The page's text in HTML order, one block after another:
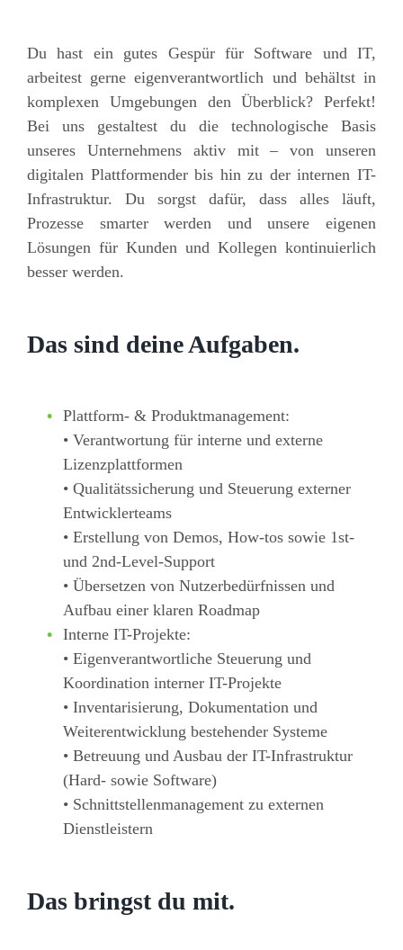
Du hast ein gutes Gespür für Software und IT,
arbeitest gerne eigenverantwortlich und behältst in
komplexen Umgebungen den Überblick? Perfekt!
Bei uns gestaltest du die technologische Basis
unseres Unternehmens aktiv mit – von unseren
digitalen Plattformender bis hin zu der internen IT-
Infrastruktur. Du sorgst dafür, dass alles läuft,
Prozesse smarter werden und unsere eigenen
Lösungen für Kunden und Kollegen kontinuierlich
besser werden.
Das sind deine Aufgaben.
Plattform- & Produktmanagement:
• Verantwortung für interne und externe
Lizenzplattformen
• Qualitätssicherung und Steuerung externer
Entwicklerteams
• Erstellung von Demos, How-tos sowie 1st-
und 2nd-Level-Support
• Übersetzen von Nutzerbedürfnissen und
Aufbau einer klaren Roadmap
Interne IT-Projekte:
• Eigenverantwortliche Steuerung und
Koordination interner IT-Projekte
• Inventarisierung, Dokumentation und
Weiterentwicklung bestehender Systeme
• Betreuung und Ausbau der IT-Infrastruktur
(Hard- sowie Software)
• Schnittstellenmanagement zu externen
Dienstleistern
Das bringst du mit.